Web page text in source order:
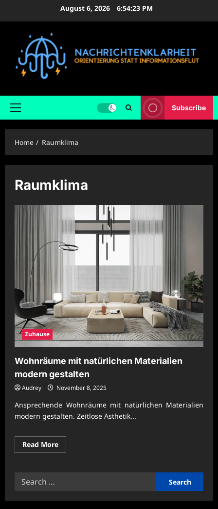
August 6, 2026 6:54:23 PM
Primary
Subscribe
Home Raumklima
Raumklima
Zuhause
Wohnräume mit natürlichen Materialien
modern gestalten
Audrey November 8, 2025
Ansprechende Wohnräume mit natürlichen Materialien
modern gestalten. Zeitlose Ästhetik...
Read MoreRead
more
gestalten
Search